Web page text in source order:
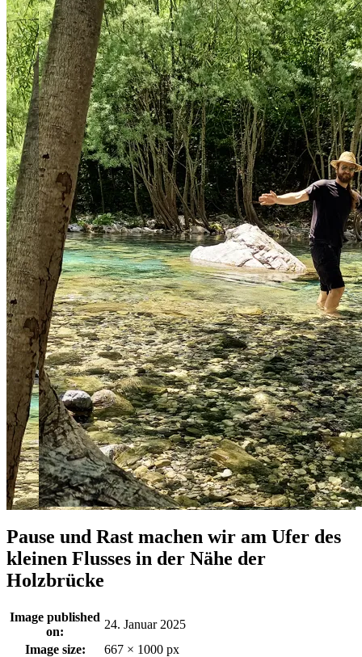
Pause und Rast machen wir am Ufer des
kleinen Flusses in der Nähe der
Holzbrücke
Image published
on:
24. Januar 2025
Image size:
667 × 1000 px